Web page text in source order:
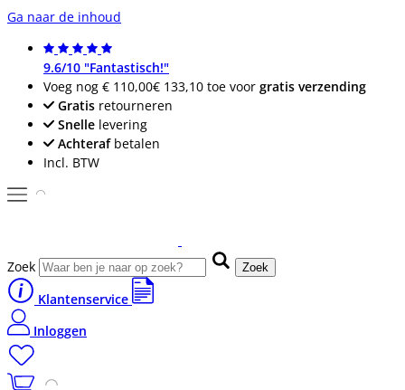
Ga naar de inhoud
9.6/10 "Fantastisch!"
Voeg nog € 110,00€ 133,10 toe voor gratis verzending
Gratis retourneren
Snelle levering
Achterafbetalen
Incl. BTW
Zoek Zoek
Klantenservice
Inloggen